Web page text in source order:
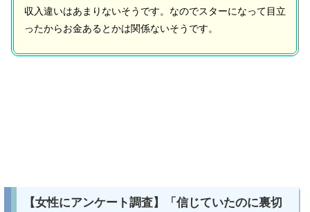
収入違いはあまりないそうです。なのでスターになって目立
ったからお金あるとかは関係ないそうです。
【女性にアンケート調査】「信じていたのに裏切